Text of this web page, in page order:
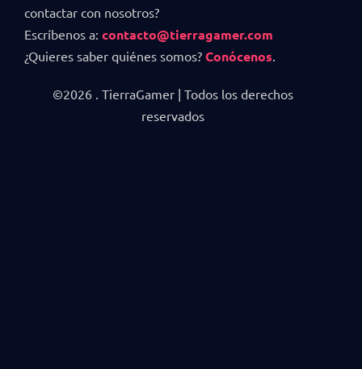
contactar con nosotros?
Escríbenos a: contacto@tierragamer.com
¿Quieres saber quiénes somos? Conócenos.
©2026 . TierraGamer | Todos los derechos
reservados